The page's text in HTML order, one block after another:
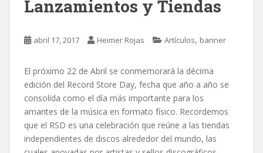
Lanzamientos y Tiendas
abril 17, 2017 Heimer Rojas Artículos, banner
El próximo 22 de Abril se conmemorará la décima
edición del Record Store Day, fecha que año a año se
consolida como el día más importante para los
amantes de la música en formato físico. Recordemos
que el RSD es una celebración que reúne a las tiendas
independientes de discos alrededor del mundo, las